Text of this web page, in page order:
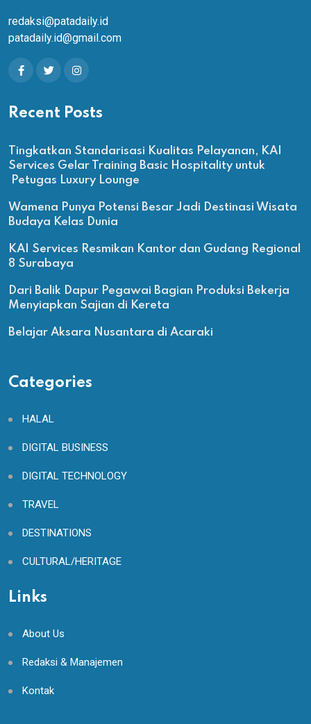
redaksi@patadaily.id
patadaily.id@gmail.com
Recent Posts
Tingkatkan Standarisasi Kualitas Pelayanan, KAI
Services Gelar Training Basic Hospitality untuk
Petugas Luxury Lounge
Wamena Punya Potensi Besar Jadi Destinasi Wisata
Budaya Kelas Dunia
KAI Services Resmikan Kantor dan Gudang Regional
8 Surabaya
Dari Balik Dapur Pegawai Bagian Produksi Bekerja
Menyiapkan Sajian di Kereta
Belajar Aksara Nusantara di Acaraki
Categories
HALAL
DIGITAL BUSINESS
DIGITAL TECHNOLOGY
TRAVEL
DESTINATIONS
CULTURAL/HERITAGE
Links
About Us
Redaksi & Manajemen
Kontak